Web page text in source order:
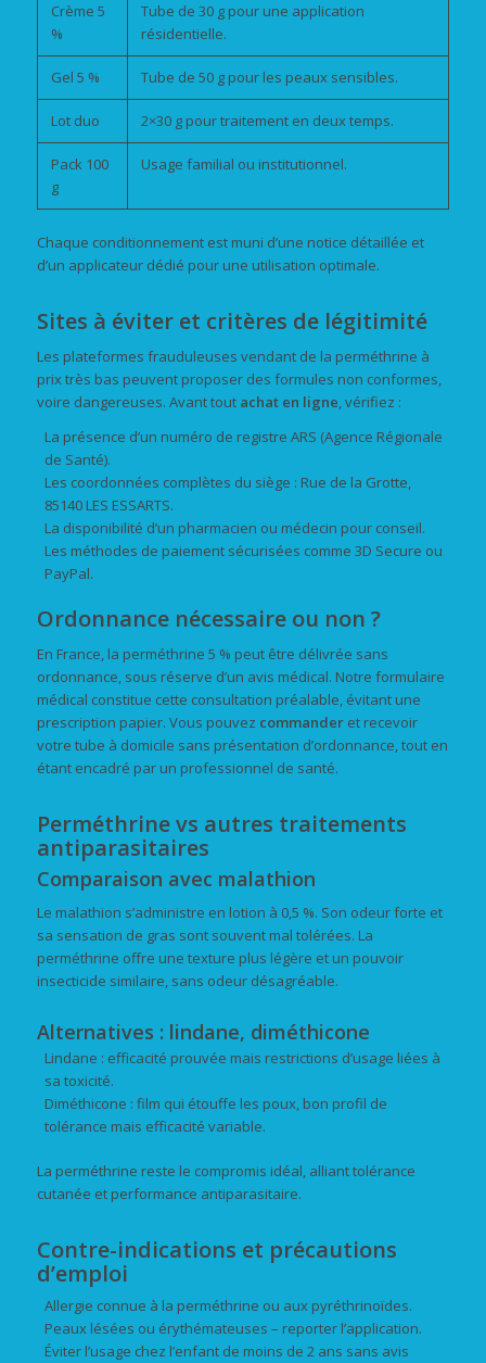
Crème 5
%
Tube de 30 g pour une application
résidentielle.
Gel 5 % Tube de 50 g pour les peaux sensibles.
Lot duo 2×30 g pour traitement en deux temps.
Pack 100
g
Usage familial ou institutionnel.
Chaque conditionnement est muni d’une notice détaillée et
d’un applicateur dédié pour une utilisation optimale.
Sites à éviter et critères de légitimité
Les plateformes frauduleuses vendant de la perméthrine à
prix très bas peuvent proposer des formules non conformes,
voire dangereuses. Avant tout achat en ligne, vérifiez :
La présence d’un numéro de registre ARS (Agence Régionale
de Santé).
Les coordonnées complètes du siège : Rue de la Grotte,
85140 LES ESSARTS.
La disponibilité d’un pharmacien ou médecin pour conseil.
Les méthodes de paiement sécurisées comme 3D Secure ou
PayPal.
Ordonnance nécessaire ou non ?
En France, la perméthrine 5 % peut être délivrée sans
ordonnance, sous réserve d’un avis médical. Notre formulaire
médical constitue cette consultation préalable, évitant une
prescription papier. Vous pouvez commanderet recevoir
votre tube à domicile sans présentation d’ordonnance, tout en
étant encadré par un professionnel de santé.
Perméthrine vs autres traitements
antiparasitaires
Comparaison avec malathion
Le malathion s’administre en lotion à 0,5 %. Son odeur forte et
sa sensation de gras sont souvent mal tolérées. La
perméthrine offre une texture plus légère et un pouvoir
insecticide similaire, sans odeur désagréable.
Alternatives : lindane, diméthicone
Lindane : efficacité prouvée mais restrictions d’usage liées à
sa toxicité.
Diméthicone : film qui étouffe les poux, bon profil de
tolérance mais efficacité variable.
La perméthrine reste le compromis idéal, alliant tolérance
cutanée et performance antiparasitaire.
Contre-indications et précautions
d’emploi
Allergie connue à la perméthrine ou aux pyréthrinoïdes.
Peaux lésées ou érythémateuses – reporter l’application.
Éviter l’usage chez l’enfant de moins de 2 ans sans avis